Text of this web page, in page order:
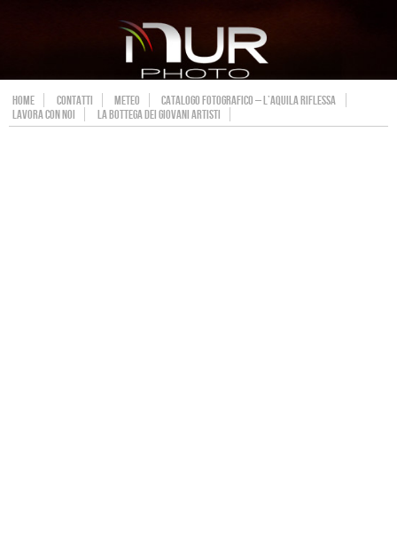
HOME CONTATTI METEO
CATALOGO FOTOGRAFICO – L’AQUILA RIFLESSA
LAVORA CON NOI
LA BOTTEGA DEI GIOVANI ARTISTI